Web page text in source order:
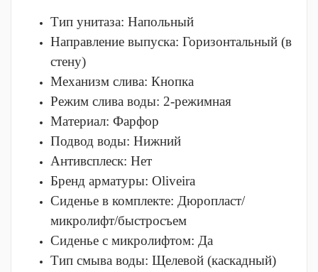
Тип унитаза: Напольный
Направление выпуска: Горизонтальный (в
стену)
Механизм слива: Кнопка
Режим слива воды: 2-режимная
Материал: Фарфор
Подвод воды: Нижний
Антивсплеск: Нет
Бренд арматуры: Oliveira
Сиденье в комплекте: Дюропласт/
микролифт/быстросъем
Сиденье с микролифтом: Да
Тип смыва воды: Щелевой (каскадный)